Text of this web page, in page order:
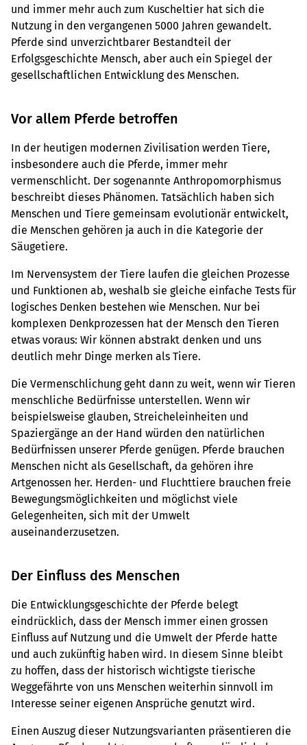
und immer mehr auch zum Kuscheltier hat sich die
Nutzung in den vergangenen 5000 Jahren gewandelt.
Pferde sind unverzichtbarer Bestandteil der
Erfolgsgeschichte Mensch, aber auch ein Spiegel der
gesellschaftlichen Entwicklung des Menschen.
Vor allem Pferde betroffen
In der heutigen modernen Zivilisation werden Tiere,
insbesondere auch die Pferde, immer mehr
vermenschlicht. Der sogenannte Anthropomorphismus
beschreibt dieses Phänomen. Tatsächlich haben sich
Menschen und Tiere gemeinsam evolutionär entwickelt,
die Menschen gehören ja auch in die Kategorie der
Säugetiere.
Im Nervensystem der Tiere laufen die gleichen Prozesse
und Funktionen ab, weshalb sie gleiche einfache Tests für
logisches Denken bestehen wie Menschen. Nur bei
komplexen Denkprozessen hat der Mensch den Tieren
etwas voraus: Wir können abstrakt denken und uns
deutlich mehr Dinge merken als Tiere.
Die Vermenschlichung geht dann zu weit, wenn wir Tieren
menschliche Bedürfnisse unterstellen. Wenn wir
beispielsweise glauben, Streicheleinheiten und
Spaziergänge an der Hand würden den natürlichen
Bedürfnissen unserer Pferde genügen. Pferde brauchen
Menschen nicht als Gesellschaft, da gehören ihre
Artgenossen her. Herden- und Fluchttiere brauchen freie
Bewegungsmöglichkeiten und möglichst viele
Gelegenheiten, sich mit der Umwelt
auseinanderzusetzen.
Der Einfluss des Menschen
Die Entwicklungsgeschichte der Pferde belegt
eindrücklich, dass der Mensch immer einen grossen
Einfluss auf Nutzung und die Umwelt der Pferde hatte
und auch zukünftig haben wird. In diesem Sinne bleibt
zu hoffen, dass der historisch wichtigste tierische
Weggefährte von uns Menschen weiterhin sinnvoll im
Interesse seiner eigenen Ansprüche genutzt wird.
Einen Auszug dieser Nutzungsvarianten präsentieren die